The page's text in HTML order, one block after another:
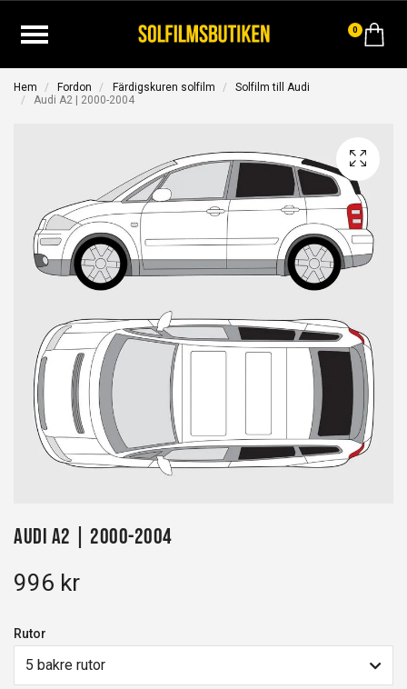
0
Hem Fordon Färdigskuren solfilm
Solfilm till Audi
Audi A2 | 2000-2004
Audi A2 | 2000-2004
996 kr
Rutor
5 bakre rutor